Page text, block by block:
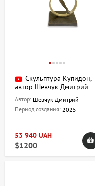
Скульптура Купидон,
автор Шевчук Дмитрий
Автор: Шевчук Дмитрий
Период создания: 2025
53 940 UAH
$1200